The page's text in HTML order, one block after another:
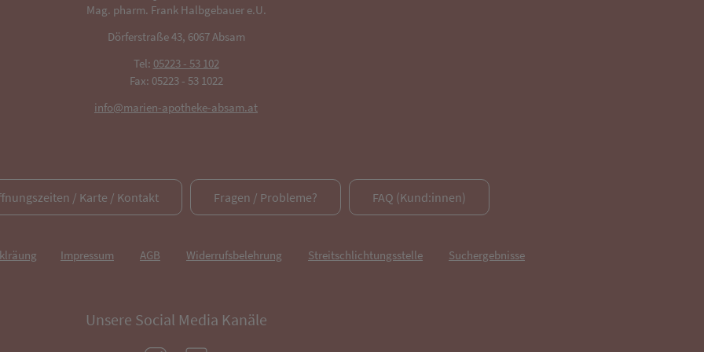
Mag. pharm. Frank Halbgebauer e.U.
Dörferstraße 43, 6067 Absam
Tel: 05223 - 53 102
Fax: 05223 - 53 1022
info@marien-apotheke-absam.at
/ Karte / Kontakt Fragen / Probleme? FAQ (Kund:innen)
Impressum AGB Widerrufsbelehrung Streitschlichtungsstelle Suchergebnisse
Unsere Social Media Kanäle